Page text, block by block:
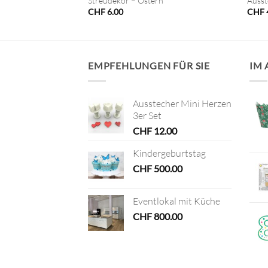
CHF6.00
CHF
EMPFEHLUNGEN FÜR SIE
Ausstecher Mini Herzen
3er Set
CHF12.00
Kindergeburtstag
CHF500.00
Eventlokal mit Küche
CHF800.00
IM